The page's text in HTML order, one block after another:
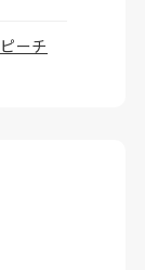
ーチ